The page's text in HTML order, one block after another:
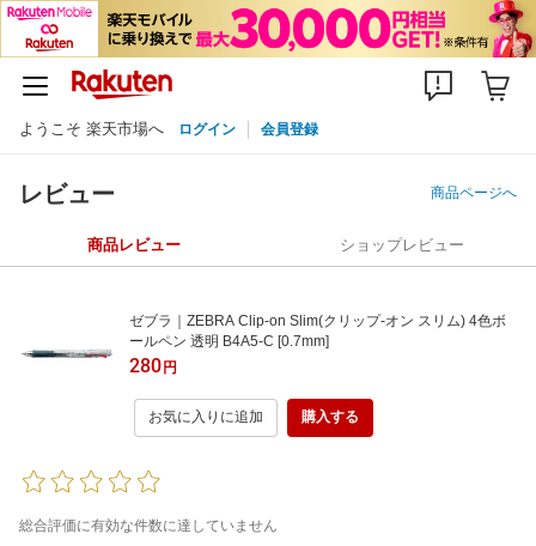
ようこそ 楽天市場へ ログイン 会員登録
レビュー 商品ページへ
商品レビュー ショップレビュー
ゼブラ｜ZEBRA Clip-on Slim(クリップ-オン スリム) 4色ボ
ールペン 透明 B4A5-C [0.7mm]
280円
お気に入りに追加 購入する
総合評価に有効な件数に達していません